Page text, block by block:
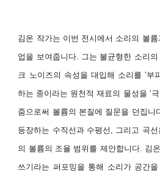
김온 작가는 이번 전시에서 소리의 볼
업을 보여줍니다. 그는 불균형한 소리
크 노이즈의 속성을 대입해 소리를 ‘부
하는 종이라는 원천적 재료의 물성을 ‘
줌으로써 볼륨의 본질에 질문을 던집니
등장하는 수직선과 수평선, 그리고 곡
의 볼륨의 조율 범위를 제안합니다. 김
쓰기라는 퍼포밍을 통해 소리가 공간